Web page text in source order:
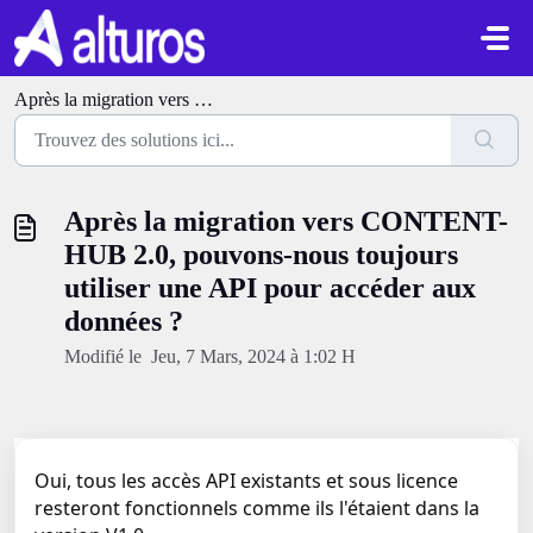
Passer au contenu principal
​Après la migration vers CONTENT-HUB 2.0, pouvons-nous toujours utiliser une API pour accéder aux données ?
​Après la migration vers CONTENT-
HUB 2.0, pouvons-nous toujours
utiliser une API pour accéder aux
données ?
Modifié le Jeu, 7 Mars, 2024 à 1:02 H
Oui, tous les accès API existants et sous licence
resteront fonctionnels comme ils l'étaient dans la